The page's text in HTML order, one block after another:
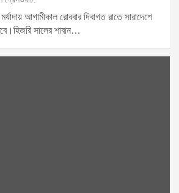
আগামীকাল রোববার দিবাগত রাতে সারাদেশে
সালের শাবান…